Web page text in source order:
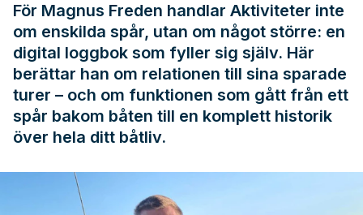
För Magnus Freden handlar Aktiviteter inte
om enskilda spår, utan om något större: en
digital loggbok som fyller sig själv. Här
berättar han om relationen till sina sparade
turer – och om funktionen som gått från ett
spår bakom båten till en komplett historik
över hela ditt båtliv.